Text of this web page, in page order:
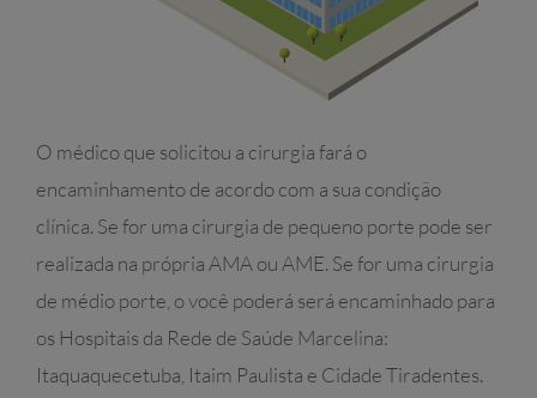
O médico que solicitou a cirurgia fará o
encaminhamento de acordo com a sua condição
clínica. Se for uma cirurgia de pequeno porte pode ser
realizada na própria AMA ou AME. Se for uma cirurgia
de médio porte, o você poderá será encaminhado para
os Hospitais da Rede de Saúde Marcelina:
Itaquaquecetuba, Itaim Paulista e Cidade Tiradentes.